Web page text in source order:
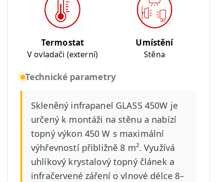
Termostat
V ovladači (externí)
Umístění
Stěna
Technické parametry
Skleněný infrapanel GLASS 450W je
určený k montáži na stěnu a nabízí
topný výkon 450 W s maximální
výhřevností přibližně 8 m². Využívá
uhlíkový krystalový topný článek a
infračervené záření o vlnové délce 8–